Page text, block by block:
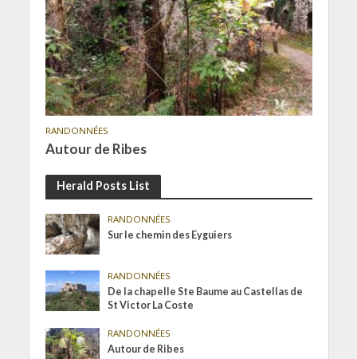
RANDONNÉES
Autour de Ribes
Herald Posts List
RANDONNÉES
Sur le chemin des Eyguiers
RANDONNÉES
De la chapelle Ste Baume au Castellas de
St Victor La Coste
RANDONNÉES
Autour de Ribes